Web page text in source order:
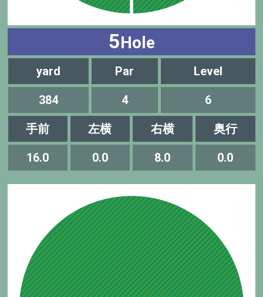
5Hole
yard Par Level
384 4 6
手前 左横 右横 奥行
16.0 0.0 8.0 0.0